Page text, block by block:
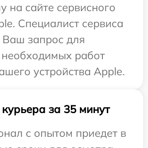
на сайте сервисного
Специалист сервиса
Ваш запрос для
работ
устройства Apple.
за 35 минут
с опытом приедет в